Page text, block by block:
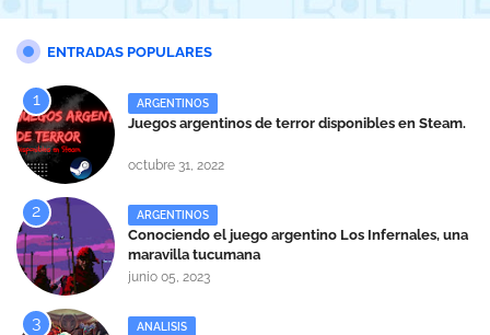
ENTRADAS POPULARES
ARGENTINOS
Juegos argentinos de terror disponibles en Steam.
octubre 31, 2022
ARGENTINOS
Conociendo el juego argentino Los Infernales, una
maravilla tucumana
junio 05, 2023
ANALISIS